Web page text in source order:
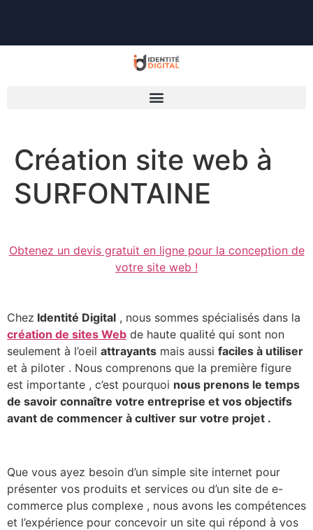
Création site web à
SURFONTAINE
Obtenez un devis gratuit en ligne pour la conception de
votre site web !
Chez Identité Digital , nous sommes spécialisés dans la
création de sites Web de haute qualité qui sont non
seulement à l’oeil attrayants mais aussi faciles à utiliser
et à piloter . Nous comprenons que la première figure
est importante , c’est pourquoi nous prenons le temps
de savoir connaître votre entreprise et vos objectifs
avant de commencer à cultiver sur votre projet .
Que vous ayez besoin d’un simple site internet pour
présenter vos produits et services ou d’un site de e-
commerce plus complexe , nous avons les compétences
et l’expérience pour concevoir un site qui répond à vos